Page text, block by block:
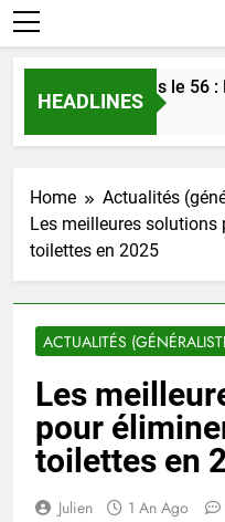
HEADLINES
l’amour dans le 56 :
Home
Actualités
Les meilleures solutions
toilettes en 2025
ACTUALITÉS
Les
pour
toilettes en
Julien 1 An Ago